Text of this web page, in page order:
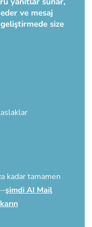
ve mesaj
geliştirmede size
kadar tamamen
şimdi AI Mail